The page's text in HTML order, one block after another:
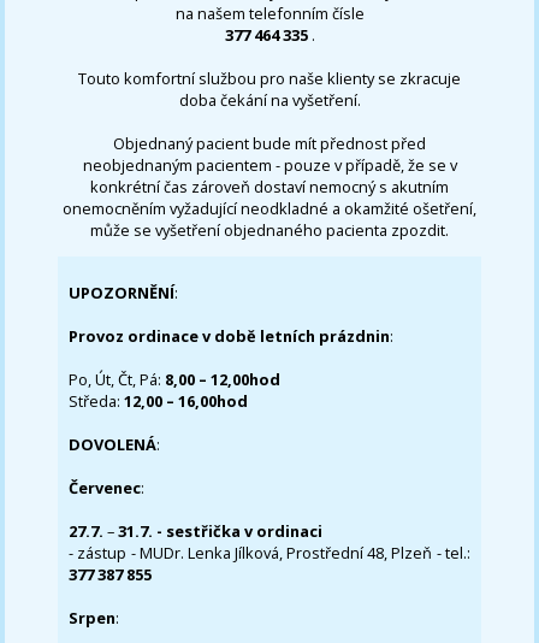
na našem telefonním čísle
377 464 335 .
Touto komfortní službou pro naše klienty se zkracuje
doba čekání na vyšetření.
Objednaný pacient bude mít přednost před
neobjednaným pacientem - pouze v případě, že se v
konkrétní čas zároveň dostaví nemocný s akutním
onemocněním vyžadující neodkladné a okamžité ošetření,
může se vyšetření objednaného pacienta zpozdit.
UPOZORNĚNÍ:
Provoz ordinace v době letních prázdnin:
Po, Út, Čt, Pá: 8,00 – 12,00hod
Středa:12,00 – 16,00hod
DOVOLENÁ:
Červenec:
27.7.–31.7. - sestřička v ordinaci
- zástup - MUDr. Lenka Jílková, Prostřední 48, Plzeň - tel.:
377 387 855
Srpen: